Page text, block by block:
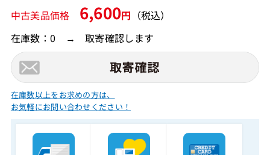
中古美品価格 6,600円 （税込）
在庫数：0 → 取寄確認します
在庫数以上をお求めの方は、
お気軽にお問い合わせください！